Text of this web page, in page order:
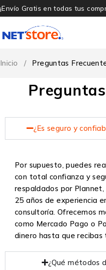
¡Envío Gratis en todas tus
Inicio / Preguntas
¿Es seguro y
Por supuesto, puedes
con total confianza y
respaldados por
25 años de experiencia
consultoría. Ofrecemos
como Mercado Pago o
dinero hasta que
¿Qué métodos